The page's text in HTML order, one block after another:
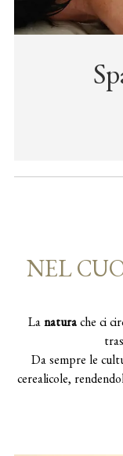
NEL
La natura che ci
Da sempre le
cerealicole,